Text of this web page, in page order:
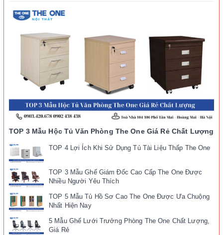
TOP 3 Mẫu Hộc Tủ Văn Phòng The One Giá Rẻ Chất Lượng
TOP 4 Lợi Ích Khi Sử Dụng Tủ Tài Liệu Thấp The One
TOP 3 Mẫu Ghế Giám Đốc Cao Cấp The One Được
Nhiều Người Yêu Thích
TOP 5 Mẫu Tủ Hồ Sơ Cao The One Được Ưa Chuộng
Nhất Hiện Nay
5 Mẫu Ghế Lưới Trưởng Phòng The One Chất Lượng,
Giá Rẻ